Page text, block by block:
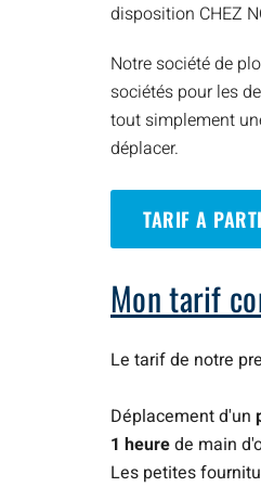
disposition CHEZ
Notre société de
sociétés pour les
tout simplement
déplacer.
TARIF A
Mon tarif
Le tarif de notre
Déplacement d'un
1 heurede main
Les petites